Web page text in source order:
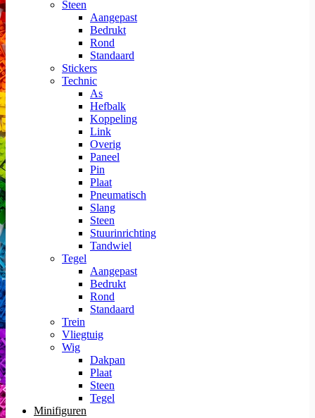
Steen
Aangepast
Bedrukt
Rond
Standaard
Stickers
Technic
As
Hefbalk
Koppeling
Link
Overig
Paneel
Pin
Plaat
Pneumatisch
Slang
Steen
Stuurinrichting
Tandwiel
Tegel
Aangepast
Bedrukt
Rond
Standaard
Trein
Vliegtuig
Wig
Dakpan
Plaat
Steen
Tegel
Minifiguren